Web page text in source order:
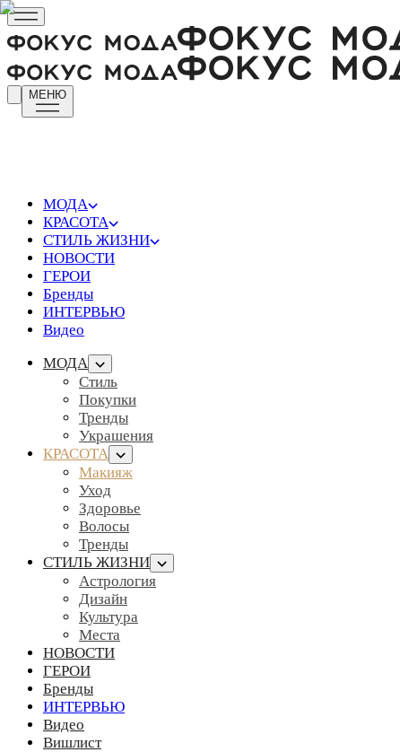
МЕНЮ
МОДА
КРАСОТА
СТИЛЬ ЖИЗНИ
НОВОСТИ
ГЕРОИ
Бренды
ИНТЕРВЬЮ
Видео
МОДА
Стиль
Покупки
Тренды
Украшения
КРАСОТА
Макияж
Уход
Здоровье
Волосы
Тренды
СТИЛЬ ЖИЗНИ
Астрология
Дизайн
Культура
Места
НОВОСТИ
ГЕРОИ
Бренды
ИНТЕРВЬЮ
Видео
Вишлист